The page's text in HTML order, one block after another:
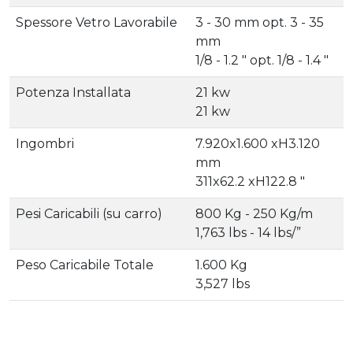
Spessore Vetro Lavorabile
3 - 30 mm opt. 3 - 35
mm
1/8 - 1.2 " opt. 1/8 - 1.4 "
Potenza Installata
21 kw
21 kw
Ingombri
7.920x1.600 xH3.120
mm
311x62.2 xH122.8 "
Pesi Caricabili (su carro)
800 Kg - 250 Kg/m
1,763 lbs - 14 lbs/”
Peso Caricabile Totale
1.600 Kg
3,527 lbs